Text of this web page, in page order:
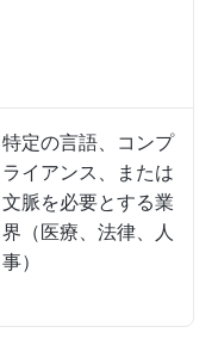
特定の言語、コンプ
ライアンス、または
文脈を必要とする業
界（医療、法律、人
事）